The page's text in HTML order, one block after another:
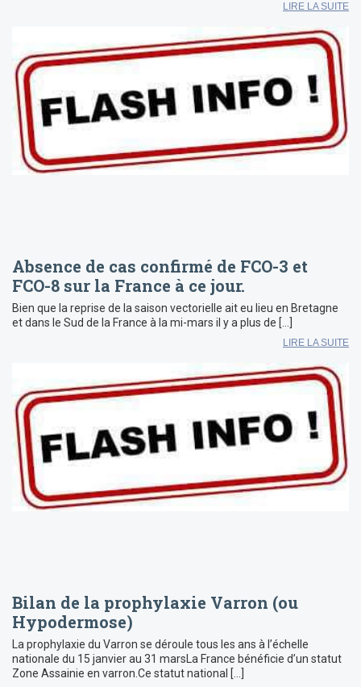
LIRE LA SUITE
Absence de cas confirmé de FCO-3 et
FCO-8 sur la France à ce jour.
Bien que la reprise de la saison vectorielle ait eu lieu en Bretagne
et dans le Sud de la France à la mi-mars il y a plus de […]
LIRE LA SUITE
Bilan de la prophylaxie Varron (ou
Hypodermose)
La prophylaxie du Varron se déroule tous les ans à l’échelle
nationale du 15 janvier au 31 marsLa France bénéficie d’un statut
Zone Assainie en varron.Ce statut national […]